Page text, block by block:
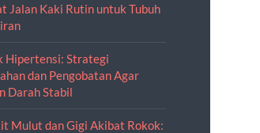
Jalan Kaki Rutin untuk Tubuh
Hipertensi: Strategi
dan Pengobatan Agar
Darah Stabil
Mulut dan Gigi Akibat Rokok: